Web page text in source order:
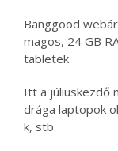
Banggood
magos, 24 GB
tabletek
Itt a júliuskezdő
drága laptopok
k, stb.